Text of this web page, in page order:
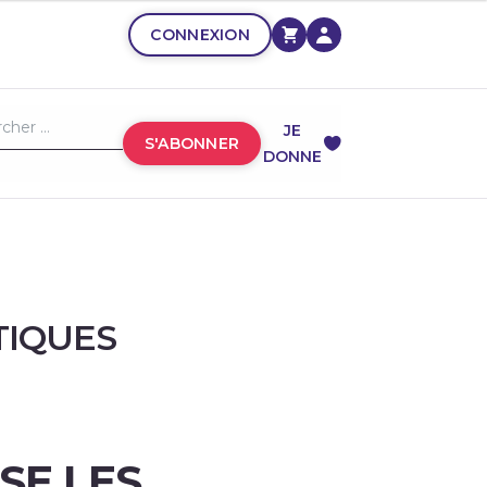
CONNEXION
S'ABONNER
JE
DONNE